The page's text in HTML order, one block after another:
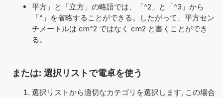
平方」と「立方」の略語では、「^2」と「^3」から
「^」を省略することができる。したがって、平方セン
チメートルは cm^2 ではなく cm2 と書くことができ
る。
または: 選択リストで電卓を使う
選択リストから適切なカテゴリを選択します, この場合